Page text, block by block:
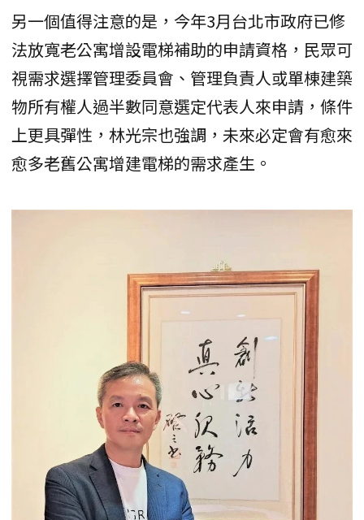
另一個值得注意的是，今年3月台北市政府已修
法放寬老公寓增設電梯補助的申請資格，民眾可
視需求選擇管理委員會、管理負責人或單棟建築
物所有權人過半數同意選定代表人來申請，條件
上更具彈性，林光宗也強調，未來必定會有愈來
愈多老舊公寓增建電梯的需求產生。